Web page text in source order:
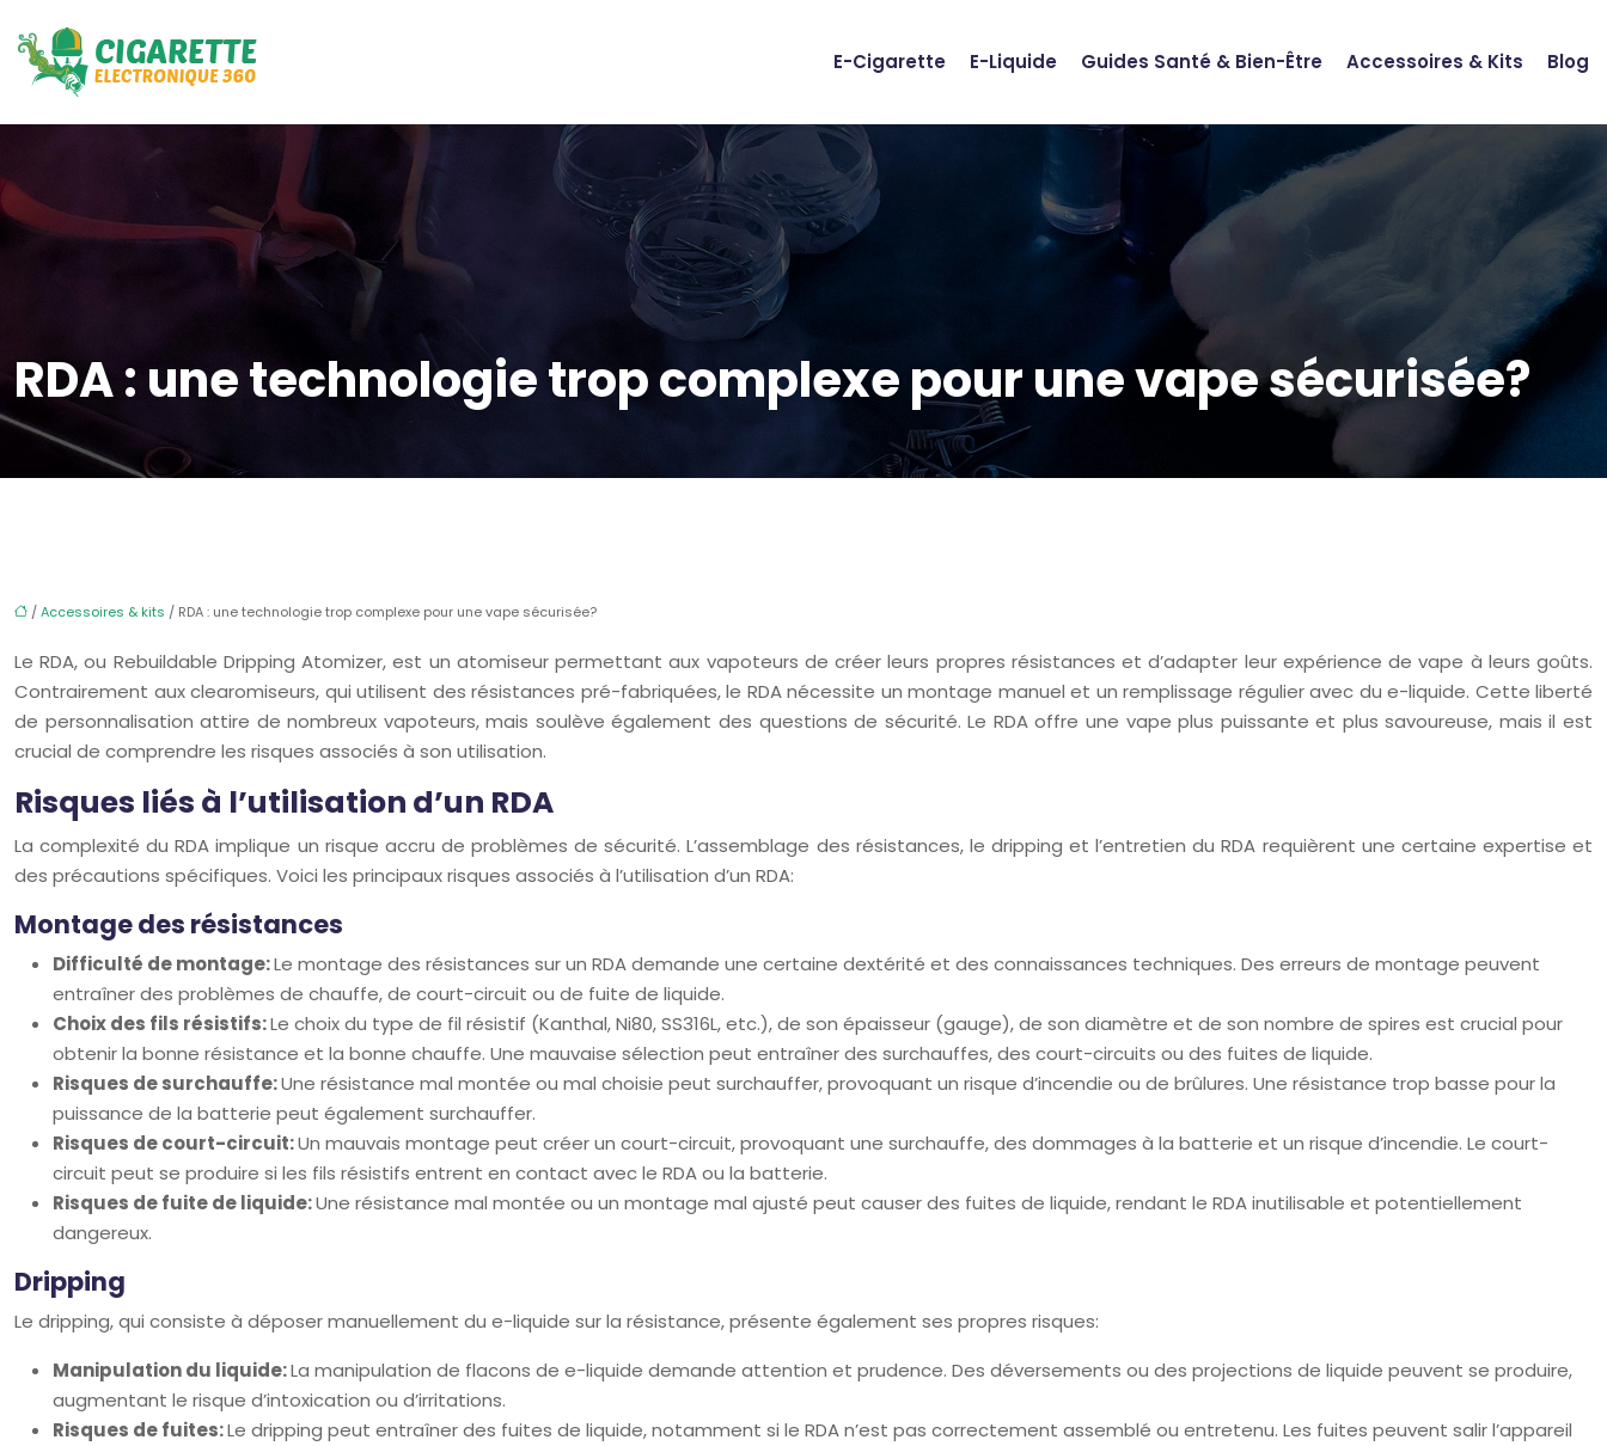
E-Cigarette E-Liquide Guides Santé & Bien-Être Accessoires & Kits Blog
RDA : une technologie trop complexe pour une vape sécurisée?
/Accessoires & kits / RDA : une technologie trop complexe pour une vape sécurisée?
Le RDA, ou Rebuildable Dripping Atomizer, est un atomiseur permettant aux vapoteurs de créer leurs propres résistances et d’adapter leur expérience de vape à leurs goûts.
Contrairement aux clearomiseurs, qui utilisent des résistances pré-fabriquées, le RDA nécessite un montage manuel et un remplissage régulier avec du e-liquide. Cette liberté
de personnalisation attire de nombreux vapoteurs, mais soulève également des questions de sécurité. Le RDA offre une vape plus puissante et plus savoureuse, mais il est
crucial de comprendre les risques associés à son utilisation.
Risques liés à l’utilisation d’un RDA
La complexité du RDA implique un risque accru de problèmes de sécurité. L’assemblage des résistances, le dripping et l’entretien du RDA requièrent une certaine expertise et
des précautions spécifiques. Voici les principaux risques associés à l’utilisation d’un RDA:
Montage des résistances
Difficulté de montage:Le montage des résistances sur un RDA demande une certaine dextérité et des connaissances techniques. Des erreurs de montage peuvent
entraîner des problèmes de chauffe, de court-circuit ou de fuite de liquide.
Choix des fils résistifs:Le choix du type de fil résistif (Kanthal, Ni80, SS316L, etc.), de son épaisseur (gauge), de son diamètre et de son nombre de spires est crucial pour
obtenir la bonne résistance et la bonne chauffe. Une mauvaise sélection peut entraîner des surchauffes, des court-circuits ou des fuites de liquide.
Risques de surchauffe:Une résistance mal montée ou mal choisie peut surchauffer, provoquant un risque d’incendie ou de brûlures. Une résistance trop basse pour la
puissance de la batterie peut également surchauffer.
Risques de court-circuit:Un mauvais montage peut créer un court-circuit, provoquant une surchauffe, des dommages à la batterie et un risque d’incendie. Le court-
circuit peut se produire si les fils résistifs entrent en contact avec le RDA ou la batterie.
Risques de fuite de liquide:Une résistance mal montée ou un montage mal ajusté peut causer des fuites de liquide, rendant le RDA inutilisable et potentiellement
dangereux.
Dripping
Le dripping, qui consiste à déposer manuellement du e-liquide sur la résistance, présente également ses propres risques:
Manipulation du liquide:La manipulation de flacons de e-liquide demande attention et prudence. Des déversements ou des projections de liquide peuvent se produire,
augmentant le risque d’intoxication ou d’irritations.
Risques de fuites:Le dripping peut entraîner des fuites de liquide, notamment si le RDA n’est pas correctement assemblé ou entretenu. Les fuites peuvent salir l’appareil